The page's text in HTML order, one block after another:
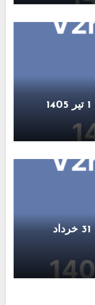
فیلتر شکن رایگان (وی تو ری) – 31 خرداد